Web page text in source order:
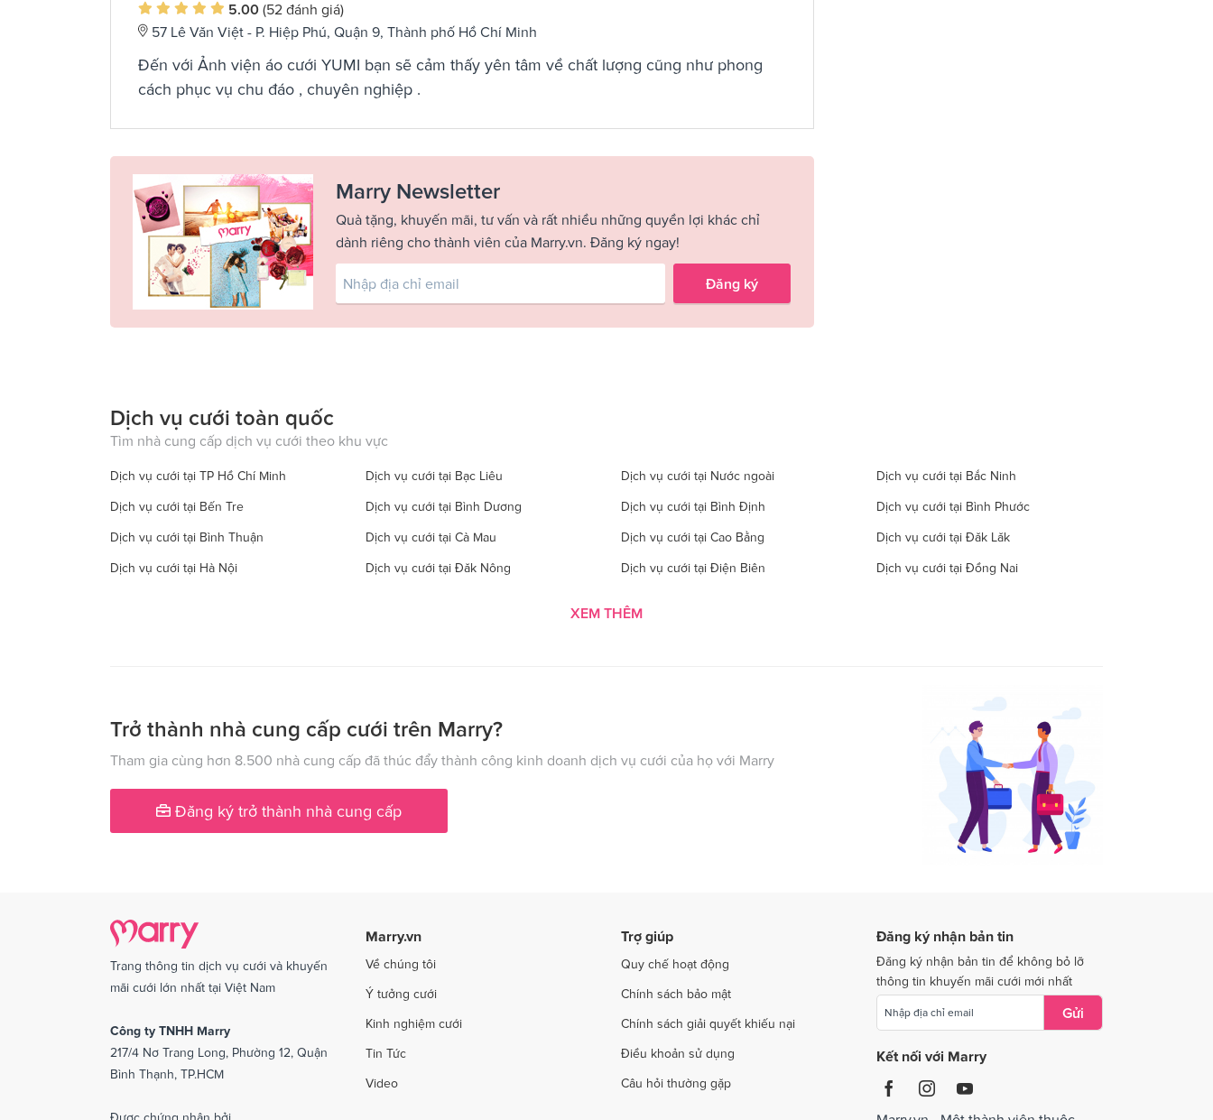
5.00 (52 đánh giá)
57 Lê Văn Việt - P. Hiệp Phú, Quận 9, Thành phố Hồ Chí Minh
Đến với Ảnh viện áo cưới YUMI bạn sẽ cảm thấy yên tâm về chất lượng cũng như phong
cách phục vụ chu đáo , chuyên nghiệp .
Marry Newsletter
Quà tặng, khuyến mãi, tư vấn và rất nhiều những quyền lợi khác chỉ
dành riêng cho thành viên của Marry.vn. Đăng ký ngay!
Đăng ký
Dịch vụ cưới toàn quốc
Tìm nhà cung cấp dịch vụ cưới theo khu vực
Dịch vụ cưới tại TP Hồ Chí Minh Dịch vụ cưới tại Bạc Liêu Dịch vụ cưới tại Nước ngoài Dịch vụ cưới tại Bắc Ninh
Dịch vụ cưới tại Bến Tre Dịch vụ cưới tại Bình Dương Dịch vụ cưới tại Bình Định Dịch vụ cưới tại Bình Phước
Dịch vụ cưới tại Bình Thuận Dịch vụ cưới tại Cà Mau Dịch vụ cưới tại Cao Bằng Dịch vụ cưới tại Đăk Lăk
Dịch vụ cưới tại Hà Nội Dịch vụ cưới tại Đăk Nông Dịch vụ cưới tại Điện Biên Dịch vụ cưới tại Đồng Nai
Dịch vụ cưới tại Lạng Sơn Dịch vụ cưới tại Lào Cai Dịch vụ cưới tại Long An
Dịch vụ cưới tại Nghệ An Dịch vụ cưới tại Ninh Bình Dịch vụ cưới tại Ninh Thuận
Dịch vụ cưới tại Quảng Nam
Dịch vụ cưới tại Quảng Ngãi Dịch vụ cưới tại Hải Phòng Dịch vụ cưới tại Quảng Trị
Dịch vụ cưới tại Thái Nguyên
Dịch vụ cưới tại Vĩnh Phúc Dịch vụ cưới tại Yên Bái Dịch vụ cưới tại Bà Rịa - Vũng Tàu Dịch vụ cưới tại Bắc Giang
Dịch vụ cưới tại Bắc Kạn
XEM THÊM
Trở thành nhà cung cấp cưới trên Marry?
Tham gia cùng hơn 8.500 nhà cung cấp đã thúc đẩy thành công kinh doanh dịch vụ cưới của họ với Marry
Đăng ký trở thành nhà cung cấp
Trang thông tin dịch vụ cưới và khuyến
mãi cưới lớn nhất tại Việt Nam
Công ty TNHH Marry
217/4 Nơ Trang Long, Phường 12, Quận
Bình Thạnh, TP.HCM
Marry.vn
Về chúng tôi
Ý tưởng cưới
Kinh nghiệm cưới
Tin Tức
Video
Trợ giúp
Quy chế hoạt động
Chính sách bảo mật
Chính sách giải quyết khiếu nại
Điều khoản sử dụng
Câu hỏi thường gặp
Đăng ký nhận bản tin
Đăng ký nhận bản tin để không bỏ lỡ
thông tin khuyến mãi cưới mới nhất
Gửi
Kết nối với Marry